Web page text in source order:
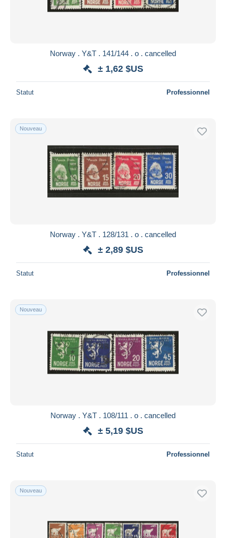
Norway . Y&T . 141/144 . o . cancelled
± 1,62 $US
Statut Professionnel
Nouveau
Norway . Y&T . 128/131 . o . cancelled
± 2,89 $US
Statut Professionnel
Nouveau
Norway . Y&T . 108/111 . o . cancelled
± 5,19 $US
Statut Professionnel
Nouveau